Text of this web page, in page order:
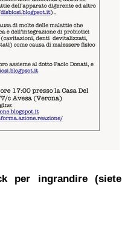
per ingrandire (siete